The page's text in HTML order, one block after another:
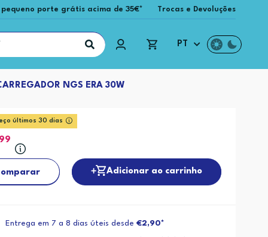
porte grátis acima de 35€* Trocas e Devoluções
PT
NGS ERA 30W
últimos 30 dias
Adicionar ao carrinho
Entrega em 7 a 8 dias úteis desde€2,90*